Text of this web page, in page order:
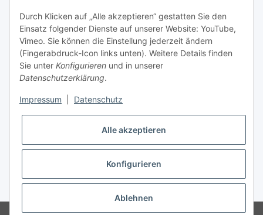
Bitte senden Sie mir entsprechend Ihrer
Datenschutzerklärungregelmäßig und jederzeit widerruflich
Informationen zu Ihrem Produktsortiment per E-Mail zu.
Gesetzliche Informationen
* Alle Preise inkl. gesetzlicher USt., zzgl.Versand
Durch Klicken auf „Alle akzeptieren“ gestatten Sie den
Einsatz folgender Dienste auf unserer Website: YouTube,
Vimeo. Sie können die Einstellung jederzeit ändern
(Fingerabdruck-Icon links unten). Weitere Details finden
Sie unter Konfigurieren und in unserer
Datenschutzerklärung.
Impressum Datenschutz
Alle akzeptieren
Konfigurieren
Ablehnen